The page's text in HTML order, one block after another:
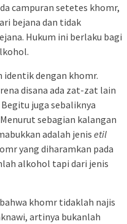
campuran setetes khomr,
bejana dan tidak
Hukum ini berlaku bagi
identik dengan khomr.
disana ada zat-zat lain
juga sebaliknya
sebagian kalangan
adalah jenis etil
yang diharamkan pada
alkohol tapi dari jenis
khomr tidaklah najis
artinya bukanlah